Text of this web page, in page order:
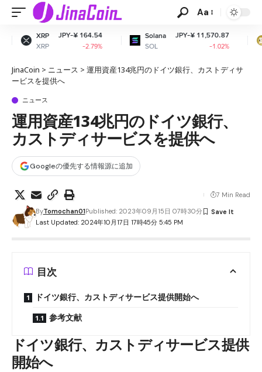
Aa
¥ 164.54
-2.79%
Solana
SOL
JPY-¥ 11,570.87
-1.02%
Dogecoin
DOGE
JinaCoin > ニュース > 運用資産134兆円のドイツ銀行、カストディサ
ービスを提供へ
ニュース
運用資産134兆円のドイツ銀行、
カストディサービスを提供へ
Googleの優先する情報源に追加
Last Updated: 2024年10月17日 17時45分 5:45 PM
ByTomochan01Published: 2023年09月15日 07時30分
7 Min Read
目次
ドイツ銀行、カストディサービス提供開始へ
参考文献
ドイツ銀行、カストディサービス提供
開始へ